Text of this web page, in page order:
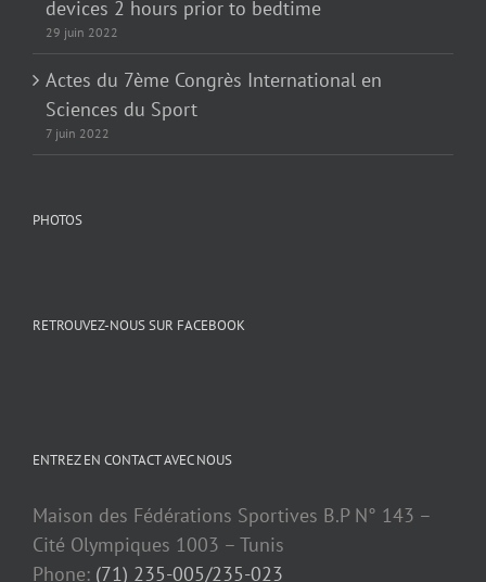
devices 2 hours prior to bedtime
29 juin 2022
Actes du 7ème Congrès International en
Sciences du Sport
7 juin 2022
PHOTOS
RETROUVEZ-NOUS SUR FACEBOOK
ENTREZ EN CONTACT AVEC NOUS
Maison des Fédérations Sportives B.P N° 143 –
Cité Olympiques 1003 – Tunis
Phone: (71) 235-005/235-023